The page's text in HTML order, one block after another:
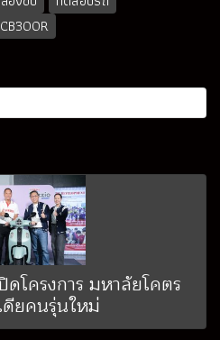
โครงการ มหาลัยโคตร
ยคนรุ่นใหม่